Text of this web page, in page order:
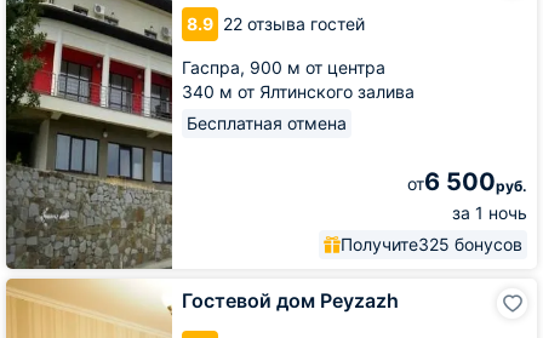
8.9 22 отзыва гостей
Гаспра, 900 м от центра
340 м от Ялтинского залива
Бесплатная отмена
от6 500руб.
за 1 ночь
Получите325 бонусов
Гостевой дом Peyzazh
Гостевой